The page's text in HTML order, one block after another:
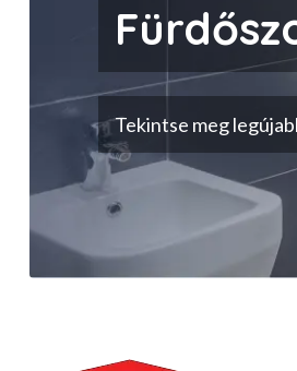
Tekintse meg